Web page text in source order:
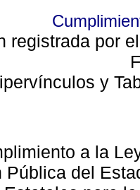
registrada por
y
a la
Pública del